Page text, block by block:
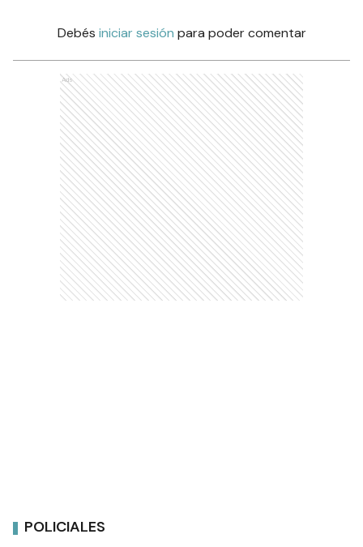
Debés iniciar sesión para poder comentar
Ads
POLICIALES